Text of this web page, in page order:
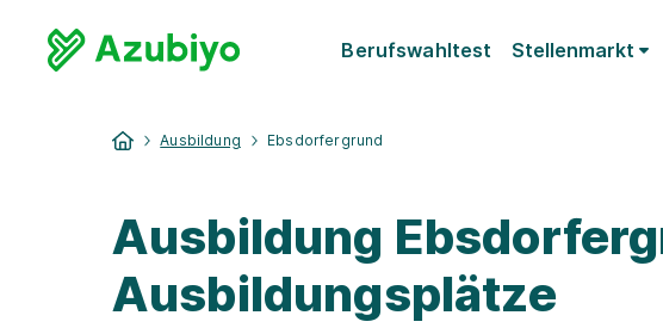
Berufswahltest Stellenmarkt
Ausbildung Ebsdorfergrund
Ausbildung
Ausbildungsplätze